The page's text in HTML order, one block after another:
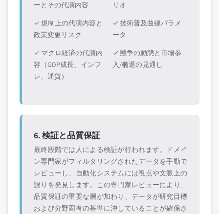
ーとその代演内容
リオ
✓ 規制上の代演内容と
政策変更リスク
✓ 技術普及曲線パラメ
ータ
✓ マクロ経済の代演内
容（GDP成長、インフ
レ、通貨）
✓ 競争の動態と市場参
入/椭退の見通し
6. 検証と品質保証
最終段階では人による検証が行われます。ドメイ
ン専門家がフィルタリングされたデータを手動で
レビューし、自動化システムには視点や文脈上の
誤りを発見します。この専門家レビューにより、
品質保証の重要な層が加わり、データが研究目標
および分野固有の基準に沖していることが確保さ